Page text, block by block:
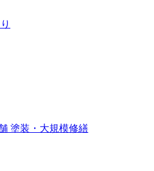
塗装・大規模修繕